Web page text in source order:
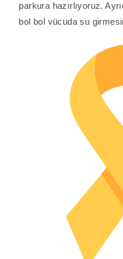
parkura hazırlıyoruz.
bol bol vücuda su